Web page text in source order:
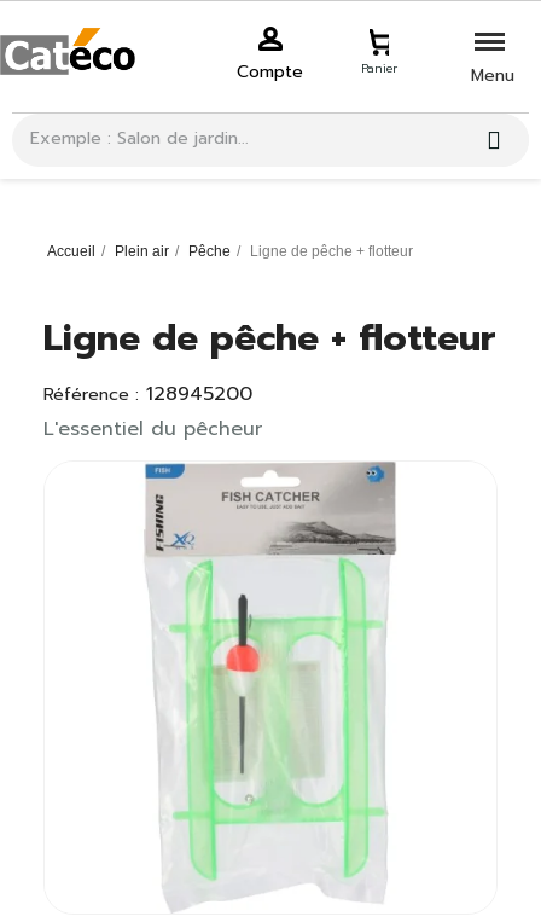
Compte Panier Menu
Accueil Plein air Pêche Ligne de pêche + flotteur
Ligne de pêche + flotteur
Référence : 128945200
L'essentiel du pêcheur